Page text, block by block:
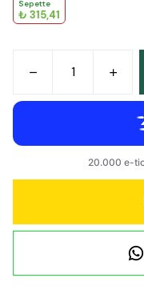
Sepette
₺ 315,41